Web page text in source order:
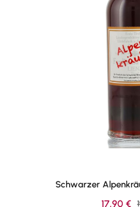
Schwarzer
17,90 €